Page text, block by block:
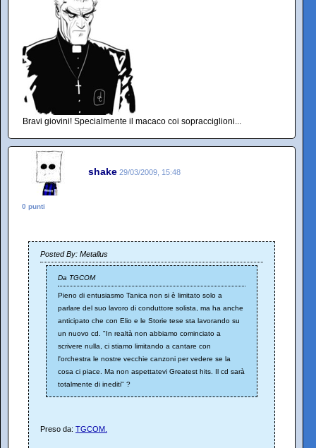
Bravi giovini! Specialmente il macaco coi sopracciglioni...
shake 29/03/2009, 15:48
0 punti
Posted By: Metallus
Da TGCOM
Pieno di entusiasmo Tanica non si è limitato solo a
parlare del suo lavoro di conduttore solista, ma ha anche
anticipato che con Elio e le Storie tese sta lavorando su
un nuovo cd. "In realtà non abbiamo cominciato a
scrivere nulla, ci stiamo limitando a cantare con
l'orchestra le nostre vecchie canzoni per vedere se la
cosa ci piace. Ma non aspettatevi Greatest hits. Il cd sarà
totalmente di inediti" ?
Preso da: TGCOM.